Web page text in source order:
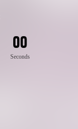
00
Seconds